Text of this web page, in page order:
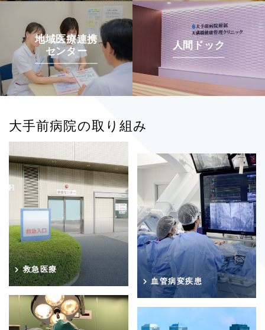
地域医療連携
センター
人間ドック
大手前病院の取り組み
救急医療
血管病変疾患